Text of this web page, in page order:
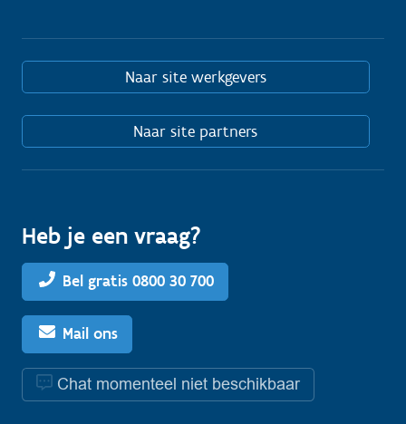
Naar site werkgevers
Naar site partners
Heb je een vraag?
Bel gratis 0800 30 700
Mail ons
Chat momenteel niet beschikbaar